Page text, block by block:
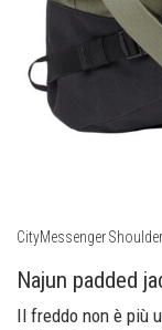
CityMessenger
Najun padded
Il freddo non è più